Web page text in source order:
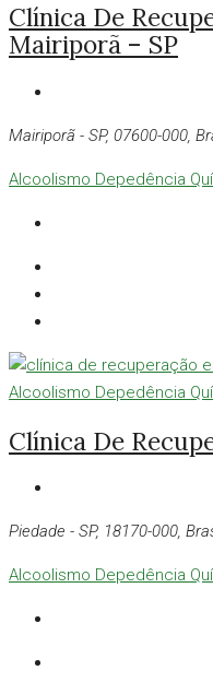
Clínica De
Mairiporã – SP
Mairiporã - SP, 07600-000,
Alcoolismo Depedência
Alcoolismo Depedência
Clínica De
Piedade - SP, 18170-000,
Alcoolismo Depedência